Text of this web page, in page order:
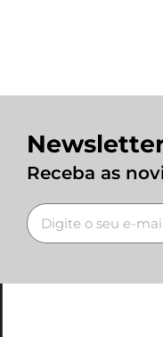
Receba as